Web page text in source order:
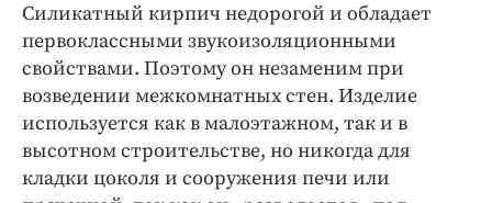
Силикатный кирпич недорогой и обладает
первоклассными звукоизоляционными
свойствами. Поэтому он незаменим при
возведении межкомнатных стен. Изделие
используется как в малоэтажном, так и в
высотном строительстве, но никогда для
кладки цоколя и сооружения печи или